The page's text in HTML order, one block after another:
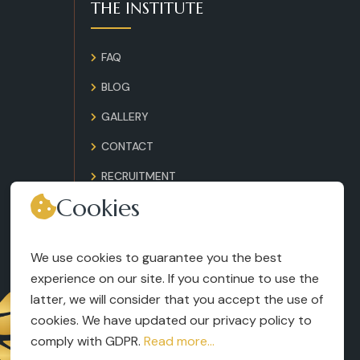
THE INSTITUTE
FAQ
BLOG
GALLERY
CONTACT
RECRUITMENT
TERMS AND CONDITIONS
Cookies
We use cookies to guarantee you the best
experience on our site. If you continue to use the
latter, we will consider that you accept the use of
cookies. We have updated our privacy policy to
comply with GDPR. Read more...